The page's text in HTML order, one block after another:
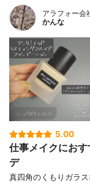
アラフォー会
かんな
5.00
仕事メイクにお
デ
真四角のくもりガラ